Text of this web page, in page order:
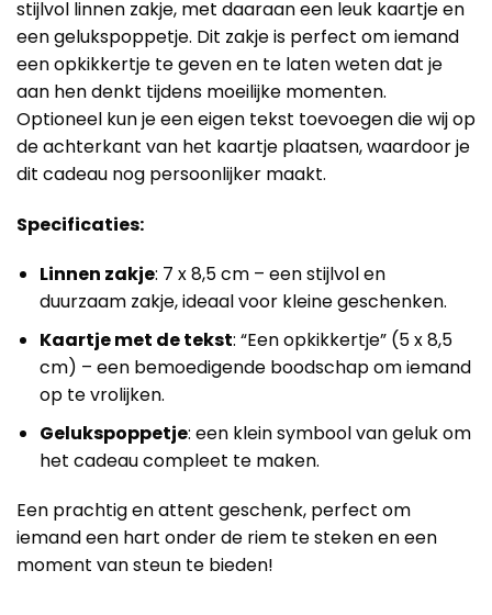
stijlvol linnen zakje, met daaraan een leuk kaartje en
een gelukspoppetje. Dit zakje is perfect om iemand
een opkikkertje te geven en te laten weten dat je
aan hen denkt tijdens moeilijke momenten.
Optioneel kun je een eigen tekst toevoegen die wij op
de achterkant van het kaartje plaatsen, waardoor je
dit cadeau nog persoonlijker maakt.
Specificaties:
Linnen zakje: 7 x 8,5 cm – een stijlvol en
duurzaam zakje, ideaal voor kleine geschenken.
Kaartje met de tekst: “Een opkikkertje” (5 x 8,5
cm) – een bemoedigende boodschap om iemand
op te vrolijken.
Gelukspoppetje: een klein symbool van geluk om
het cadeau compleet te maken.
Een prachtig en attent geschenk, perfect om
iemand een hart onder de riem te steken en een
moment van steun te bieden!